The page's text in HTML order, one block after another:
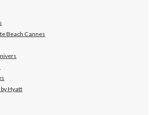
Beach Cannes
Hyatt